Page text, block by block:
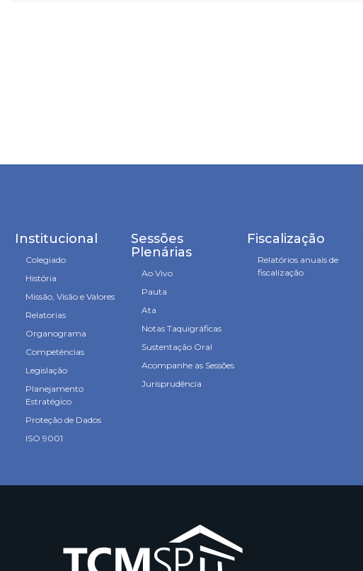
Institucional
Colegiado
História
Missão, Visão e Valores
Relatorias
Organograma
Competências
Legislação
Planejamento
Estratégico
Proteção de Dados
ISO 9001
Sessões
Plenárias
Ao Vivo
Pauta
Ata
Notas Taquigráficas
Sustentação Oral
Acompanhe as Sessões
Jurisprudência
Fiscalização
Relatórios anuais de
fiscalização